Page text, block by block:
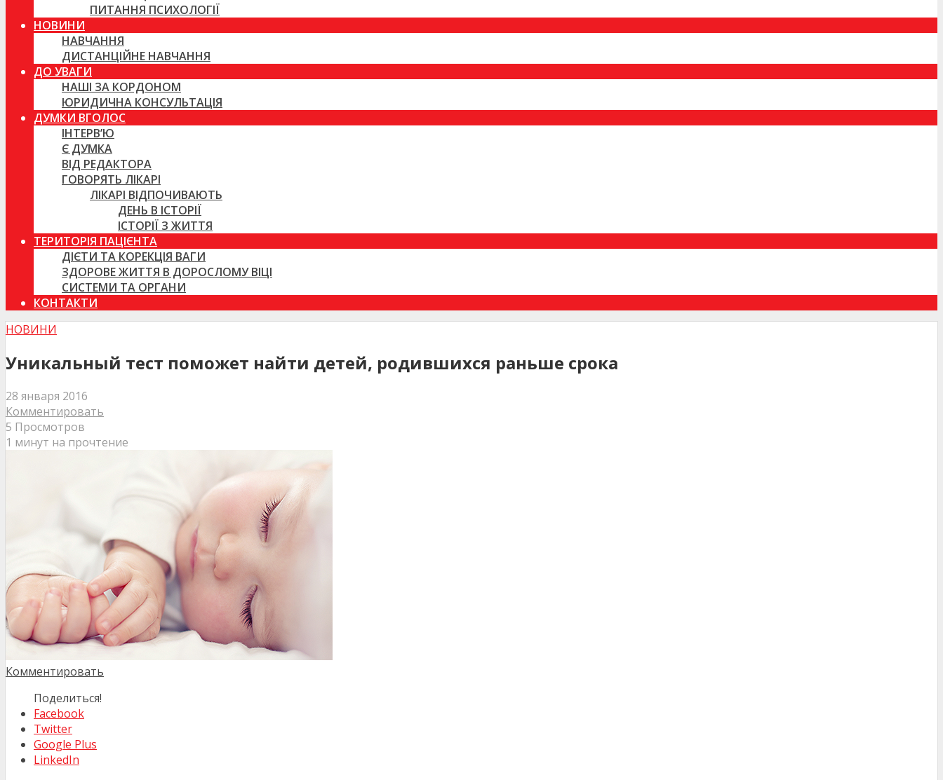
ПИТАННЯ ПСИХОЛОГІЇ
НОВИНИ
НАВЧАННЯ
ДИСТАНЦІЙНЕ НАВЧАННЯ
ДО УВАГИ
НАШІ ЗА КОРДОНОМ
ЮРИДИЧНА КОНСУЛЬТАЦІЯ
ДУМКИ ВГОЛОС
ІНТЕРВ’Ю
Є ДУМКА
ВІД РЕДАКТОРА
ГОВОРЯТЬ ЛІКАРІ
ЛІКАРІ ВІДПОЧИВАЮТЬ
ДЕНЬ В ІСТОРІЇ
ІСТОРІЇ З ЖИТТЯ
ТЕРИТОРІЯ ПАЦІЄНТА
ДІЄТИ ТА КОРЕКЦІЯ ВАГИ
ЗДОРОВЕ ЖИТТЯ В ДОРОСЛОМУ ВІЦІ
СИСТЕМИ ТА ОРГАНИ
КОНТАКТИ
НОВИНИ
Уникальный тест поможет найти детей, родившихся раньше срока
28 января 2016
Комментировать
5 Просмотров
1 минут на прочтение
Комментировать
Поделиться!
Facebook
Twitter
Google Plus
LinkedIn